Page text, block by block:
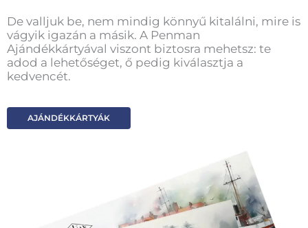
De valljuk be, nem mindig könnyű kitalálni, mire is
vágyik igazán a másik. A Penman
Ajándékkártyával viszont biztosra mehetsz: te
adod a lehetőséget, ő pedig kiválasztja a
kedvencét.
AJÁNDÉKKÁRTYÁK